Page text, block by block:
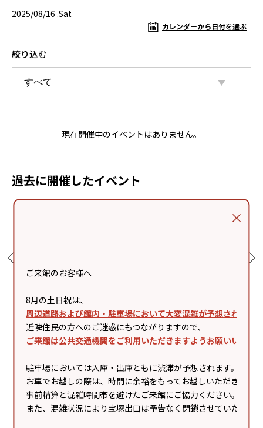
ご来館のお客様へ
8月の土日祝は、
周辺道路および館内・駐車場において大変混雑が予想されます
近隣住民の方へのご迷惑にもつながりますので、
ご来館は公共交通機関をご利用いただきますようお願いいたし
駐車場においては入庫・出庫ともに渋滞が予想されます。
お車でお越しの際は、時間に余裕をもってお越しいただき、
事前精算と混雑時間帯を避けたご来館にご協力ください。
また、混雑状況により宝塚出口は予告なく閉鎖させていただく
2025/08/16 .Sat
カレンダーから日付を選ぶ
絞り込む
現在開催中のイベントはありません。
過去に開催したイベント
2026/08/02 .Sun - 2026/08/02
.Sun
【GARDENS LIVE】宇宙∞
2026/07/26 .Sun - 2026/07/26
.Sun
【GARDENS LIVE】岬なこ